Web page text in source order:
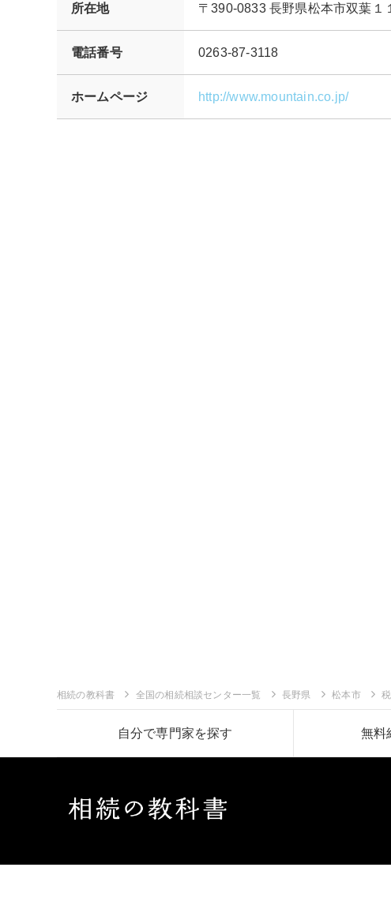
所在地 〒390-0833 長野県松本市双葉１
電話番号 0263-87-3118
ホームページ http://www.mountain.co.jp/
相続の教科書 全国の相続相談センター一覧 長野県 松本市
自分で専門家を探す 無料